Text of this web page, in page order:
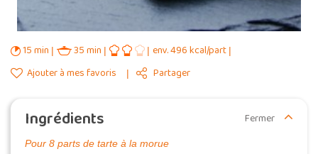
15 min 35 min
env. 496 kcal/part
Ajouter à mes favoris
Partager
Ingrédients Fermer
Pour 8 parts de tarte à la morue